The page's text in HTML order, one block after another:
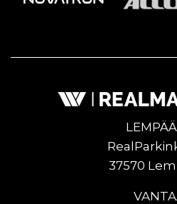
37570